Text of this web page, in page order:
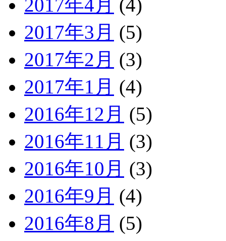
2017年4月 (4)
2017年3月 (5)
2017年2月 (3)
2017年1月 (4)
2016年12月 (5)
2016年11月 (3)
2016年10月 (3)
2016年9月 (4)
2016年8月 (5)